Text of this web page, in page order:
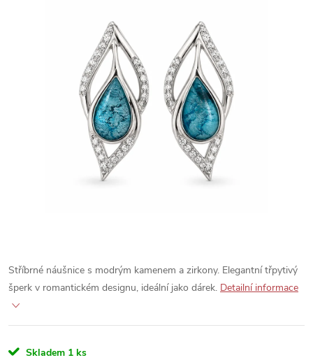
Stříbrné náušnice s modrým kamenem a zirkony. Elegantní třpytivý
šperk v romantickém designu, ideální jako dárek. Detailní informace
Skladem 1 ks